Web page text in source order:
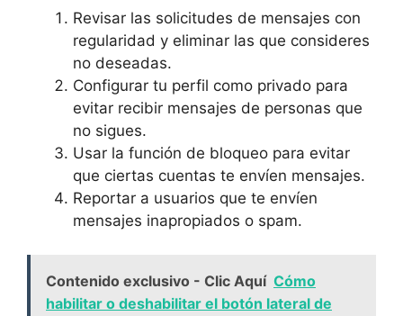
Revisar las solicitudes‍ de mensajes con
regularidad y eliminar las que consideres
no deseadas.
Configurar tu perfil como privado para
evitar recibir mensajes de personas que
no sigues.
Usar la función de bloqueo para evitar
que ciertas cuentas te envíen mensajes.
Reportar a usuarios que te envíen
mensajes inapropiados o spam.
Contenido exclusivo - Clic Aquí Cómo
habilitar o deshabilitar el botón lateral de